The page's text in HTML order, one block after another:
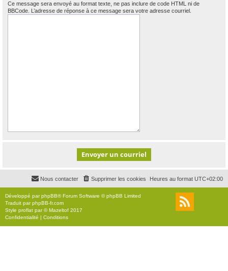
Ce message sera envoyé au format texte, ne pas inclure de code HTML ni de
BBCode. L’adresse de réponse à ce message sera votre adresse courriel.
Heures au format UTC+02:00
Supprimer les cookies
Nous contacter
Développé parphpBB® Forum Software © phpBB Limited
Traduit parphpBB-fr.com
Style proflat par ©Mazeltof 2017
Confidentialité | Conditions